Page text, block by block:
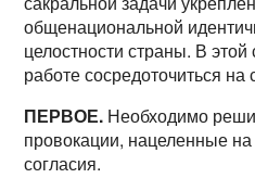
общенациональной
целостности страны. В
работе сосредоточиться
ПЕРВОЕ. Необходимо
провокации, нацеленные
согласия.